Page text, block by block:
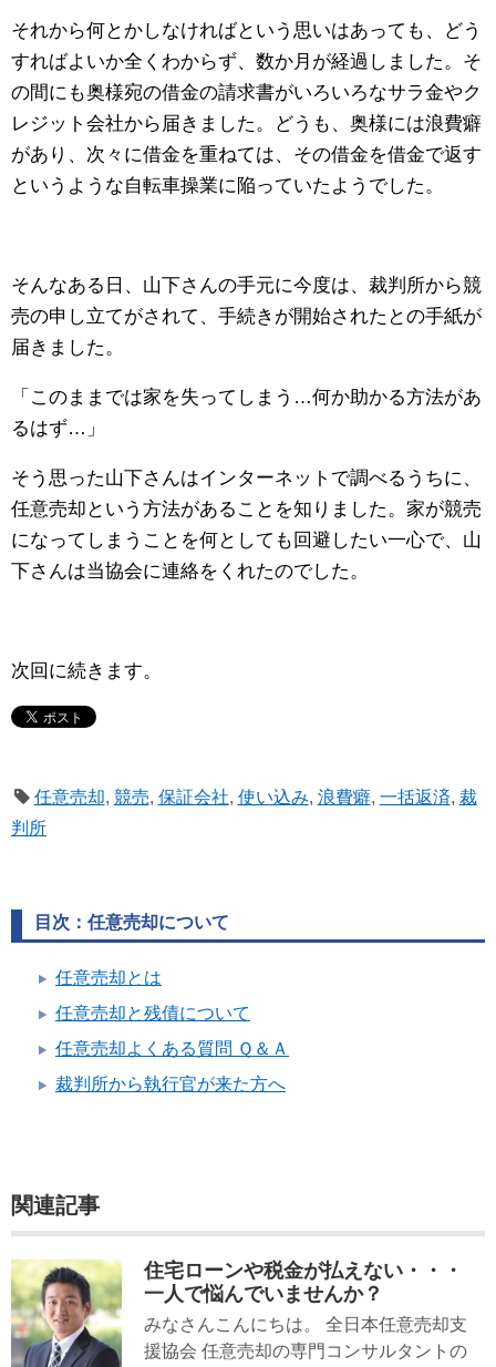
それから何とかしなければという思いはあっても、どう
すればよいか全くわからず、数か月が経過しました。そ
の間にも奥様宛の借金の請求書がいろいろなサラ金やク
レジット会社から届きました。どうも、奥様には浪費癖
があり、次々に借金を重ねては、その借金を借金で返す
というような自転車操業に陥っていたようでした。
そんなある日、山下さんの手元に今度は、裁判所から競
売の申し立てがされて、手続きが開始されたとの手紙が
届きました。
「このままでは家を失ってしまう…何か助かる方法があ
るはず…」
そう思った山下さんはインターネットで調べるうちに、
任意売却という方法があることを知りました。家が競売
になってしまうことを何としても回避したい一心で、山
下さんは当協会に連絡をくれたのでした。
次回に続きます。
任意売却, 競売, 保証会社, 使い込み, 浪費癖, 一括返済, 裁
判所
目次：任意売却について
任意売却とは
任意売却と残債について
任意売却よくある質問 Ｑ＆Ａ
裁判所から執行官が来た方へ
関連記事
住宅ローンや税金が払えない・・・
一人で悩んでいませんか？
みなさんこんにちは。 全日本任意売却支
援協会 任意売却の専門コンサルタントの